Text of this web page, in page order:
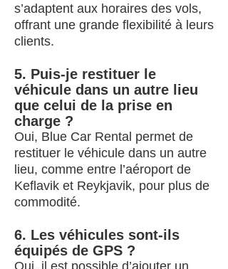
s’adaptent aux horaires des vols,
offrant une grande flexibilité à leurs
clients.
5. Puis-je restituer le
véhicule dans un autre lieu
que celui de la prise en
charge ?
Oui, Blue Car Rental permet de
restituer le véhicule dans un autre
lieu, comme entre l’aéroport de
Keflavik et Reykjavik, pour plus de
commodité.
6. Les véhicules sont-ils
équipés de GPS ?
Oui, il est possible d’ajouter un